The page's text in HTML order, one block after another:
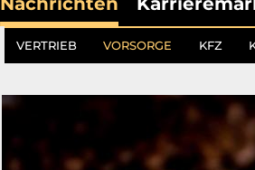
VERTRIEB VORSORGE KFZ